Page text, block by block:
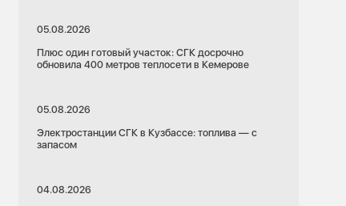
05.08.2026
Плюс один готовый участок: СГК досрочно
обновила 400 метров теплосети в Кемерове
05.08.2026
Электростанции СГК в Кузбассе: топлива — с
запасом
04.08.2026